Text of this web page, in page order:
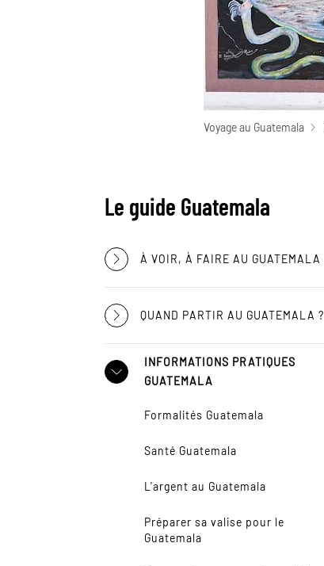
Voyage au Guatemala
Le guide Guatemala
À VOIR, À FAIRE AU GUATEMALA
QUAND PARTIR AU GUATEMALA ?
INFORMATIONS PRATIQUES
GUATEMALA
Formalités Guatemala
Santé Guatemala
L'argent au Guatemala
Préparer sa valise pour le
Guatemala